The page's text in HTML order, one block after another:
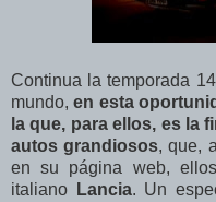
Continua la temporada
mundo,en esta
la que, para ellos, es la
autos grandiosos, que,
en su página web,
italiano
Lancia. Un